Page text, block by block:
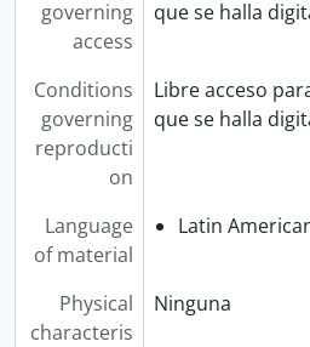
governing
access
que se halla
Conditions
governing
reproducti
on
Libre acceso
que se halla
Language
of material
Latin
Physical
characteris
Ninguna